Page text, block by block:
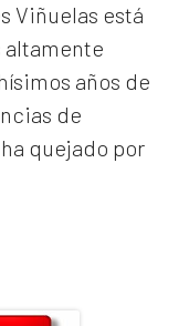
Viñuelas está
altamente
años de
de
quejado por